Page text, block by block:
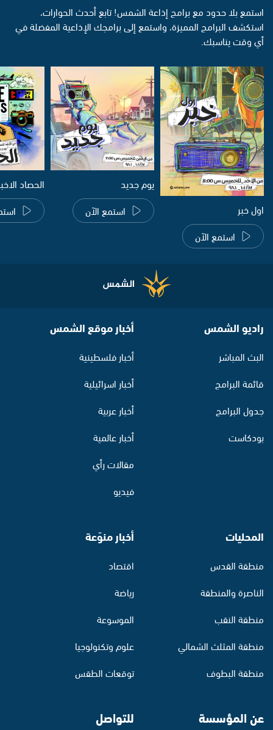
استمع بلا حدود مع برامج إذاعة الشمس! تابع أحدث الحوارات،
استكشف البرامج المميزة، واستمع إلى برامجك الإذاعية المفضلة في
أي وقت يناسبك.
اول خبر
استمع الآن
يوم جديد
استمع الآن
الحصاد
راديو الشمس
البث المباشر
قائمة البرامج
جدول البرامج
بودكاست
أخبار موقع الشمس
أخبار فلسطينية
أخبار اسرائيلية
أخبار عربية
أخبار عالمية
مقالات رأي
فيديو
المحليات
منطقة القدس
الناصرة والمنطقة
منطقة النقب
منطقة المثلث الشمالي
منطقة البطوف
أخبار منوّعة
اقتصاد
رياضة
الموسوعة
علوم وتكنولوجيا
توقعات الطقس
عن المؤسسة للتواصل